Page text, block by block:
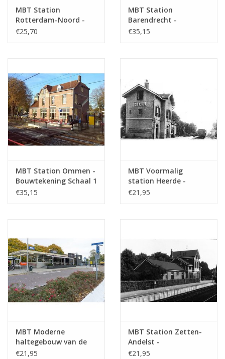
Totaal aantal bladen
tekening
Aantal bladen A4 tekst
Bijzonderheden
Opmerkingen
MBT Station
Rotterdam-Noord -
Bouwtekening Schaal 1
€25,70
MBT Station
Barendrecht -
Bouwtekening Schaal 1
€35,15
MBT Station Ommen -
Bouwtekening Schaal 1
: 100 (30.00.003)
€35,15
MBT Voormalig
station Heerde -
Bouwtekening Schaal 1
€21,95
MBT Moderne
haltegebouw van de
NS; o.a. Geleen,
€21,95
MBT Station Zetten-
Andelst -
Bouwtekening Schaal 1
€21,95